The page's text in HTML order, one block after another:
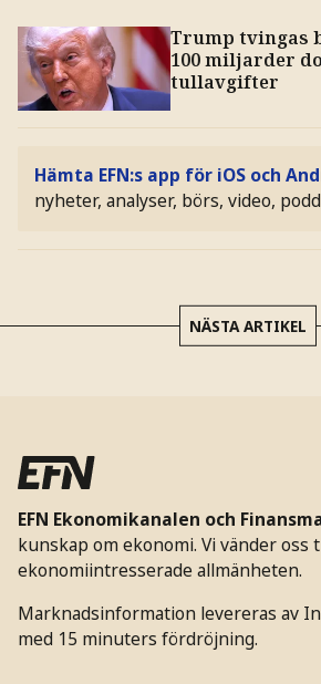
Trump tvingas
100 miljarder
tullavgifter
Hämta EFN:s app för iOS och
nyheter, analyser, börs, video, podd
NÄSTA ARTIKEL
EFN Ekonomikanalen och
kunskap om ekonomi. Vi vänder oss
ekonomiintresserade allmänheten.
Marknadsinformation levereras av
med 15 minuters fördröjning.